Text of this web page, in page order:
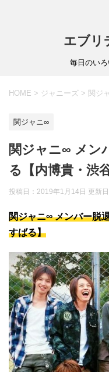
エブリ
毎日のい
HOME > ジャニーズ > 関ジ
関ジャニ∞
関ジャニ∞ メン
る【内博貴・渋
投稿日：2019年1月14日 更新日
関ジャニ∞ メンバー脱
すばる】